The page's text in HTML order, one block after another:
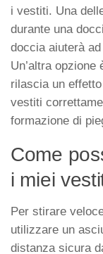
i vestiti. Una
durante una
doccia aiuterà
Un’altra
rilascia un
vestiti
formazione di
Come
i miei
Per stirare
utilizzare un
distanza sicura